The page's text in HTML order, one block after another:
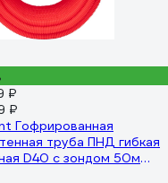
₽
₽
Гофрированная
труба ПНД гибкая
D40 с зондом 50м